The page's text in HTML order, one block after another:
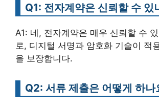
Q1: 전자계약은 신뢰할 수 있
A1: 네, 전자계약은 매우 신뢰할 수
로, 디지털 서명과 암호화 기술이 적
을 보장합니다.
Q2: 서류 제출은 어떻게 하나